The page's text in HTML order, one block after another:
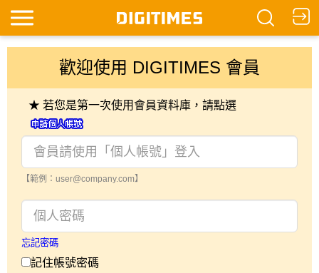
歡迎使用 DIGITIMES 會員
★ 若您是第一次使用會員資料庫，請點選
【範例：user@company.com】
忘記密碼
記住帳號密碼